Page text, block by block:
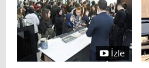
İzle